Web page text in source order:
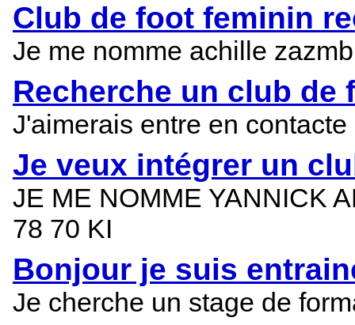
Club de foot feminin
Je me nomme achille
Recherche un club de
J'aimerais entre en
Je veux intégrer un
JE ME NOMME YANNICK
78 70 KI
Bonjour je suis
Je cherche un stage de